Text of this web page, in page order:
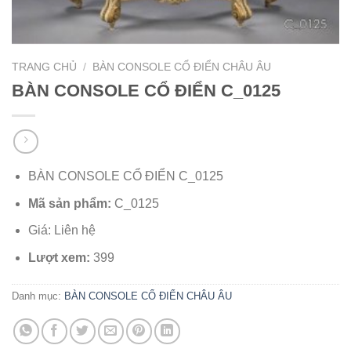
TRANG CHỦ / BÀN CONSOLE CỔ ĐIỂN CHÂU ÂU
BÀN CONSOLE CỔ ĐIỂN C_0125
BÀN CONSOLE CỔ ĐIỂN C_0125
Mã sản phẩm: C_0125
Giá: Liên hệ
Lượt xem: 399
Danh mục: BÀN CONSOLE CỔ ĐIỂN CHÂU ÂU